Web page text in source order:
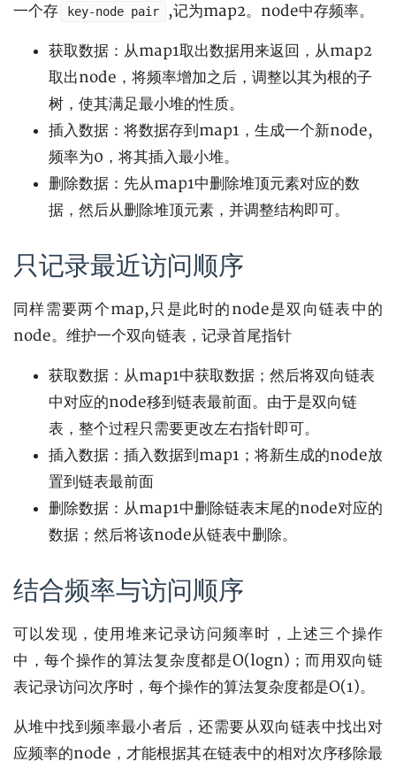
一个存
key-node pair ,记为map2。node中存频率。
获取数据：从map1取出数据用来返回，从map2
取出node，将频率增加之后，调整以其为根的子
树，使其满足最小堆的性质。
插入数据：将数据存到map1，生成一个新node,
频率为0，将其插入最小堆。
删除数据：先从map1中删除堆顶元素对应的数
据，然后从删除堆顶元素，并调整结构即可。
只记录最近访问顺序
同样需要两个map,只是此时的node是双向链表中的
node。维护一个双向链表，记录首尾指针
获取数据：从map1中获取数据；然后将双向链表
中对应的node移到链表最前面。由于是双向链
表，整个过程只需要更改左右指针即可。
插入数据：插入数据到map1；将新生成的node放
置到链表最前面
删除数据：从map1中删除链表末尾的node对应的
数据；然后将该node从链表中删除。
结合频率与访问顺序
可以发现，使用堆来记录访问频率时，上述三个操作
中，每个操作的算法复杂度都是O(logn)；而用双向链
表记录访问次序时，每个操作的算法复杂度都是O(1)。
从堆中找到频率最小者后，还需要从双向链表中找出对
应频率的node，才能根据其在链表中的相对次序移除最